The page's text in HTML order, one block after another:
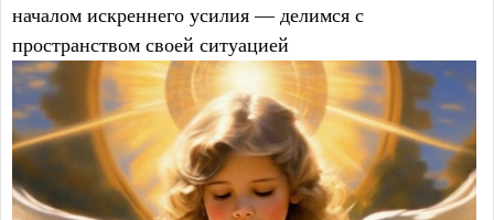
началом искреннего усилия — делимся с
пространством своей ситуацией